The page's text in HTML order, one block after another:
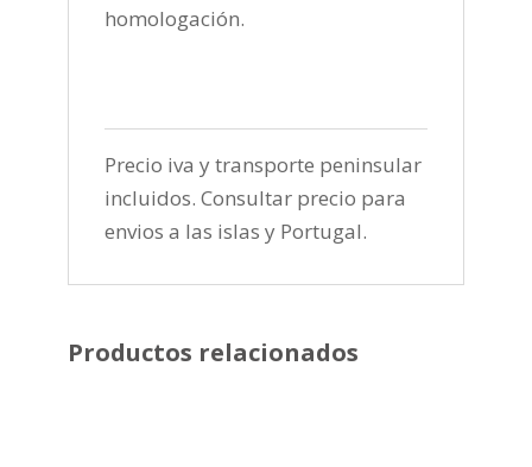
homologación.
Precio iva y transporte peninsular
incluidos. Consultar precio para
envios a las islas y Portugal.
Productos relacionados